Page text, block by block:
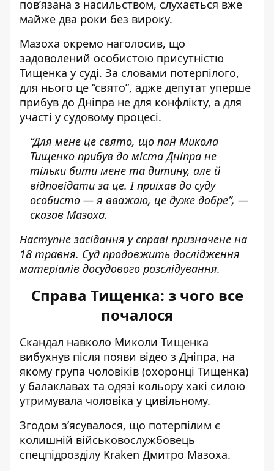
пов’язана з насильством, слухається вже
майже два роки без вироку.
Мазоха окремо наголосив, що
задоволений особистою присутністю
Тищенка у суді. За словами потерпілого,
для нього це “свято”, адже депутат уперше
прибув до Дніпра не для конфлікту, а для
участі у судовому процесі.
“Для мене це свято, що пан Микола
Тищенко прибув до міста Дніпра не
тільки бити мене та дитину, але й
відповідати за це. І приїхав до суду
особисто — я вважаю, це дуже добре”, —
сказав Мазоха.
Наступне засідання у справі призначене на
18 травня. Суд продовжить дослідження
матеріалів досудового розслідування.
Справа Тищенка: з чого все
почалося
Скандал навколо Миколи Тищенка
вибухнув після появи відео з Дніпра, на
якому група чоловіків (охоронці Тищенка)
у балаклавах та одязі кольору хакі силою
утримувала чоловіка у цивільному.
Згодом з’ясувалося, що потерпілим є
колишній військовослужбовець
спецпідрозділу Kraken Дмитро Мазоха.